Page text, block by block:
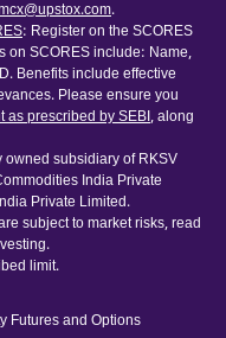
.
: Register on the SCORES
on SCORES include: Name,
Benefits include effective
Please ensure you
as prescribed by SEBI, along
subsidiary of RKSV
India Private
Private Limited.
subject to market risks, read
limit.
Futures and Options